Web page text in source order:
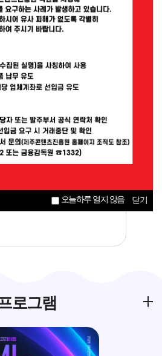
오늘하루 열지 않음 닫기
지사항
기 교육생 모집..
학진흥원] 2026년 가족과
교육 <아두이노를 활..
로그램